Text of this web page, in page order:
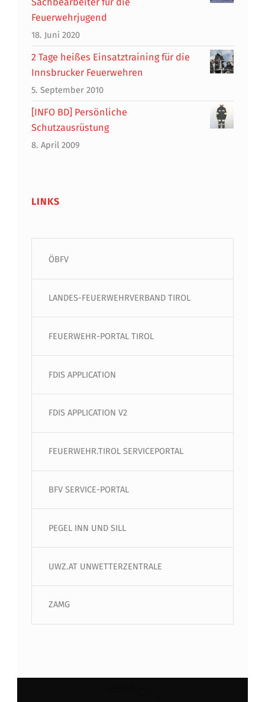
Feuerwehrjugend
18. Juni 2020
2 Tage heißes Einsatztraining für die
Innsbrucker Feuerwehren
5. September 2010
[INFO BD] Persönliche
Schutzausrüstung
8. April 2009
LINKS
ÖBFV
LANDES-FEUERWEHRVERBAND TIROL
FEUERWEHR-PORTAL TIROL
FDIS APPLICATION
FDIS APPLICATION V2
FEUERWEHR.TIROL SERVICEPORTAL
BFV SERVICE-PORTAL
PEGEL INN UND SILL
UWZ.AT UNWETTERZENTRALE
ZAMG